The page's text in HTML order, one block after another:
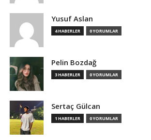
Yusuf Aslan
4 HABERLER 0 YORUMLAR
Pelin Bozdağ
3 HABERLER 0 YORUMLAR
Sertaç Gülcan
1 HABERLER 0 YORUMLAR